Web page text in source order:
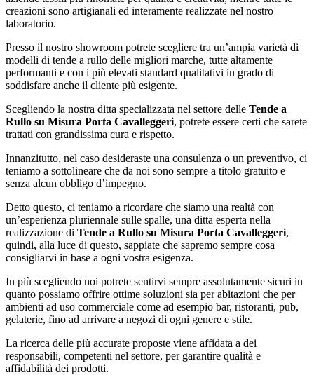
creazioni sono artigianali ed interamente realizzate nel nostro
laboratorio.
Presso il nostro showroom potrete scegliere tra un’ampia varietà di
modelli di tende a rullo delle migliori marche, tutte altamente
performanti e con i più elevati standard qualitativi in grado di
soddisfare anche il cliente più esigente.
Scegliendo la nostra ditta specializzata nel settore delle Tende a
Rullo su Misura Porta Cavalleggeri, potrete essere certi che sarete
trattati con grandissima cura e rispetto.
Innanzitutto, nel caso desideraste una consulenza o un preventivo, ci
teniamo a sottolineare che da noi sono sempre a titolo gratuito e
senza alcun obbligo d’impegno.
Detto questo, ci teniamo a ricordare che siamo una realtà con
un’esperienza pluriennale sulle spalle, una ditta esperta nella
realizzazione di Tende a Rullo su Misura Porta Cavalleggeri,
quindi, alla luce di questo, sappiate che sapremo sempre cosa
consigliarvi in base a ogni vostra esigenza.
In più scegliendo noi potrete sentirvi sempre assolutamente sicuri in
quanto possiamo offrire ottime soluzioni sia per abitazioni che per
ambienti ad uso commerciale come ad esempio bar, ristoranti, pub,
gelaterie, fino ad arrivare a negozi di ogni genere e stile.
La ricerca delle più accurate proposte viene affidata a dei
responsabili, competenti nel settore, per garantire qualità e
affidabilità dei prodotti.